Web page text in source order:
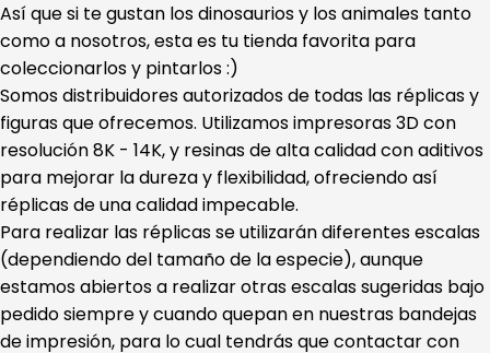
Así que si te gustan los dinosaurios y los animales tanto
como a nosotros, esta es tu tienda favorita para
coleccionarlos y pintarlos :)
Somos distribuidores autorizados de todas las réplicas y
figuras que ofrecemos. Utilizamos impresoras 3D con
resolución 8K - 14K, y resinas de alta calidad con aditivos
para mejorar la dureza y flexibilidad, ofreciendo así
réplicas de una calidad impecable.
Para realizar las réplicas se utilizarán diferentes escalas
(dependiendo del tamaño de la especie), aunque
estamos abiertos a realizar otras escalas sugeridas bajo
pedido siempre y cuando quepan en nuestras bandejas
de impresión, para lo cual tendrás que contactar con